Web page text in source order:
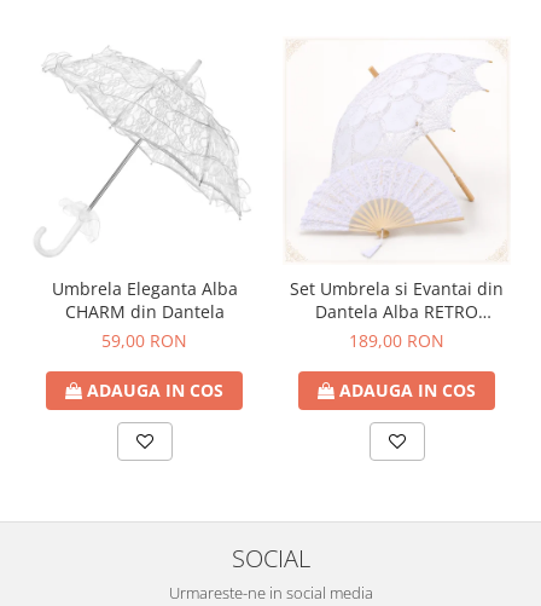
Umbrela Eleganta Alba
CHARM din Dantela
59,00 RON
ADAUGA IN COS
Set Umbrela si Evantai din
Dantela Alba RETRO
ROMANCE
189,00 RON
ADAUGA IN COS
SOCIAL
Urmareste-ne in social media